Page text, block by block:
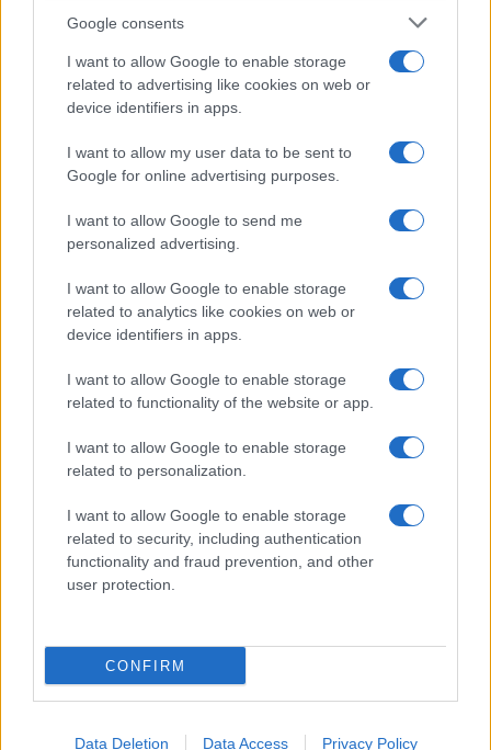
Google consents
I want to allow Google to enable storage
related to advertising like cookies on web or
device identifiers in apps.
I want to allow my user data to be sent to
Google for online advertising purposes.
I want to allow Google to send me
personalized advertising.
I want to allow Google to enable storage
related to analytics like cookies on web or
device identifiers in apps.
I want to allow Google to enable storage
related to functionality of the website or app.
I want to allow Google to enable storage
related to personalization.
I want to allow Google to enable storage
related to security, including authentication
functionality and fraud prevention, and other
user protection.
CONFIRM
Data Deletion Data Access Privacy Policy
Investeren 24
NL Newz